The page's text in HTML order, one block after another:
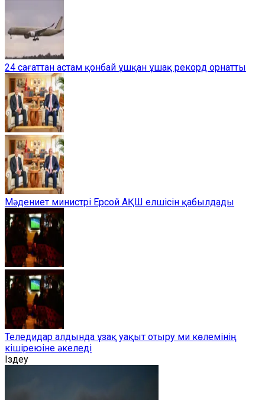
24 сағаттан астам қонбай ұшқан ұшақ рекорд орнатты
Мәдениет министрі Ерсой АҚШ елшісін қабылдады
Теледидар алдында ұзақ уақыт отыру ми көлемінің
кішіреюіне әкеледі
Іздеу